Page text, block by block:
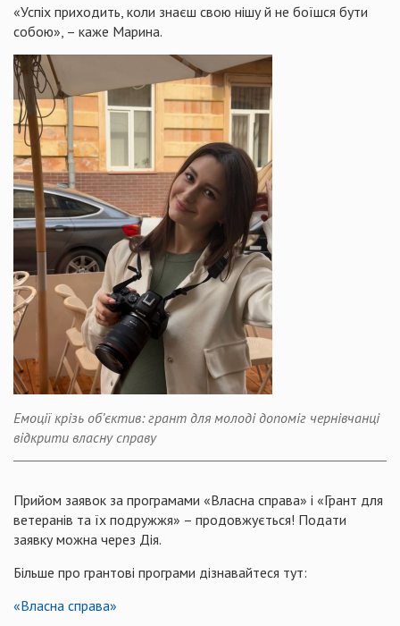
«Успіх приходить, коли знаєш свою нішу й не боїшся бути
собою», – каже Марина.
Емоції крізь об’єктив: грант для молоді допоміг чернівчанці
відкрити власну справу
Прийом заявок за програмами «Власна справа» і «Грант для
ветеранів та їх подружжя» – продовжується! Подати
заявку можна через Дія.
Більше про грантові програми дізнавайтеся тут:
«Власна справа»